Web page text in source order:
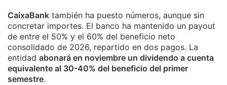
CaixaBank también ha puesto números, aunque sin
concretar importes. El banco ha mantenido un payout
de entre el 50% y el 60% del beneficio neto
consolidado de 2026, repartido en dos pagos. La
entidad abonará en noviembre un dividendo a cuenta
equivalente al 30-40% del beneficio del primer
semestre.